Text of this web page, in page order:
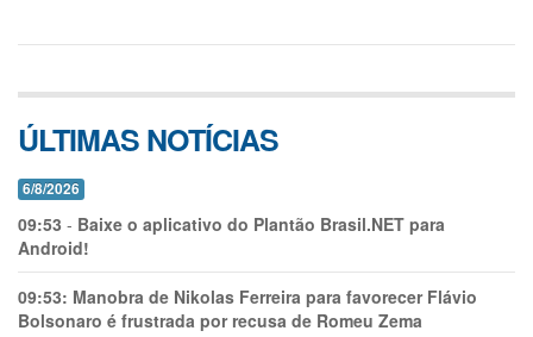
ÚLTIMAS NOTÍCIAS
6/8/2026
09:53 - Baixe o aplicativo do Plantão Brasil.NET para
Android!
09:53: Manobra de Nikolas Ferreira para favorecer Flávio
Bolsonaro é frustrada por recusa de Romeu Zema